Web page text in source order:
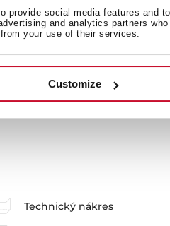
provide social media features and
and analytics partners
your use of their services.
Customize
Technický nákres